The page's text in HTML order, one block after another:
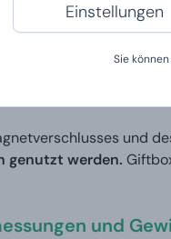
Einstellungen
Sie
Ihren Wunsch oder Ihr
Geschenk, das den
als
und
genutzt werden.
und